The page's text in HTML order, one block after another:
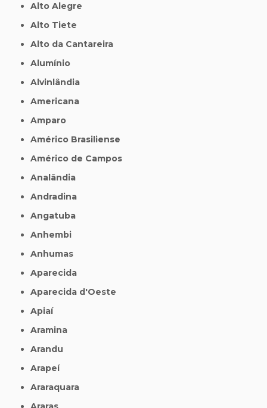
Alto Alegre
Alto Tiete
Alto da Cantareira
Alumínio
Alvinlândia
Americana
Amparo
Américo Brasiliense
Américo de Campos
Analândia
Andradina
Angatuba
Anhembi
Anhumas
Aparecida
Aparecida d'Oeste
Apiaí
Aramina
Arandu
Arapeí
Araraquara